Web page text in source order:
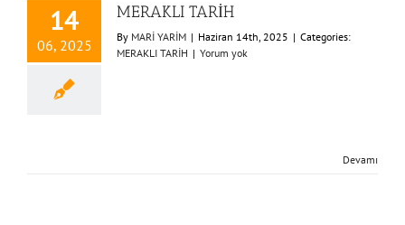
14
06, 2025
MERAKLI TARİH
By MARİ YARİM | Haziran 14th, 2025 | Categories:
MERAKLI TARİH | Yorum yok
Devamı